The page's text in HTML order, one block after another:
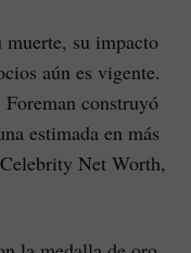
muerte, su impacto
aún es vigente.
construyó
estimada en más
Net Worth,